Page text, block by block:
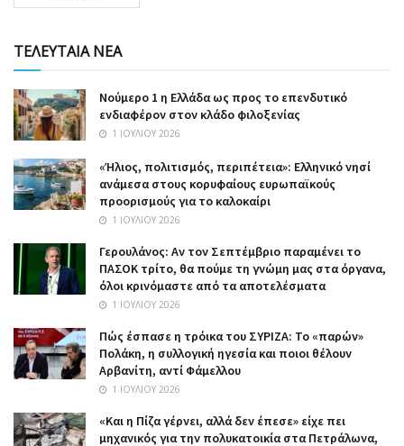
ΤΕΛΕΥΤΑΙΑ ΝΕΑ
Nούμερο 1 η Ελλάδα ως προς το επενδυτικό
ενδιαφέρον στον κλάδο φιλοξενίας
1 ΙΟΥΛΊΟΥ 2026
«Ήλιος, πολιτισμός, περιπέτεια»: Ελληνικό νησί
ανάμεσα στους κορυφαίους ευρωπαϊκούς
προορισμούς για το καλοκαίρι
1 ΙΟΥΛΊΟΥ 2026
Γερουλάνος: Αν τον Σεπτέμβριο παραμένει το
ΠΑΣΟΚ τρίτο, θα πούμε τη γνώμη μας στα όργανα,
όλοι κρινόμαστε από τα αποτελέσματα
1 ΙΟΥΛΊΟΥ 2026
Πώς έσπασε η τρόικα του ΣΥΡΙΖΑ: Το «παρών»
Πολάκη, η συλλογική ηγεσία και ποιοι θέλουν
Αρβανίτη, αντί Φάμελλου
1 ΙΟΥΛΊΟΥ 2026
«Και η Πίζα γέρνει, αλλά δεν έπεσε» είχε πει
μηχανικός για την πολυκατοικία στα Πετράλωνα,